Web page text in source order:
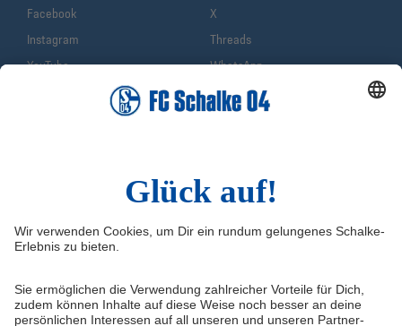
Service & Kontakt
Erklärung zur Barrierefreiheit
Medienportal
Tickets
VELTINS-Arena
Knappenschmiede
Facebook
X
Instagram
Threads
YouTube
WhatsApp
Sina Weibo